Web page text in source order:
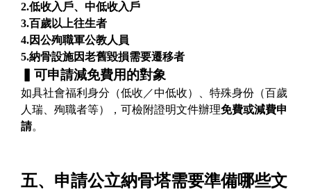
2.低收入戶、中低收入戶
3.百歲以上往生者
4.因公殉職軍公教人員
5.納骨設施因老舊毀損需要遷移者
▍可申請減免費用的對象
如具社會福利身分（低收／中低收）、特殊身份（百歲
人瑞、殉職者等），可檢附證明文件辦理免費或減費申
請。
五、申請公立納骨塔需要準備哪些文